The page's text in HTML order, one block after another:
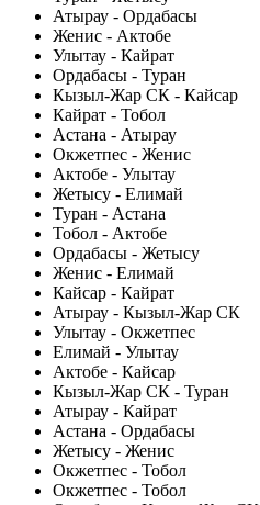
Атырау - Ордабасы
Женис - Актобе
Улытау - Кайрат
Ордабасы - Туран
Кызыл-Жар СК - Кайсар
Кайрат - Тобол
Астана - Атырау
Окжетпес - Женис
Актобе - Улытау
Жетысу - Елимай
Туран - Астана
Тобол - Актобе
Ордабасы - Жетысу
Женис - Елимай
Кайсар - Кайрат
Атырау - Кызыл-Жар СК
Улытау - Окжетпес
Елимай - Улытау
Актобе - Кайсар
Кызыл-Жар СК - Туран
Атырау - Кайрат
Астана - Ордабасы
Жетысу - Женис
Окжетпес - Тобол
Окжетпес - Тобол